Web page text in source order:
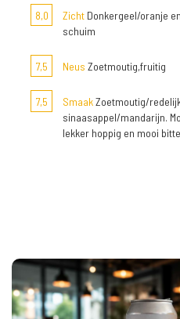
8,0
Zicht Donkergeel/oranje
schuim
7,5 Neus Zoetmoutig,fruitig
7,5 SmaakZoetmoutig/
sinaasappel/mandarijn.
lekker hoppig en mooi